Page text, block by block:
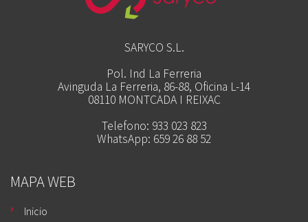
SARYCO S.L.
Pol. Ind La Ferreria
Avinguda La Ferreria, 86-88, Oficina L-14
08110 MONTCADA I REIXAC
Telefono: 933 023 823
WhatsApp: 659 26 88 52
MAPA WEB
Inicio